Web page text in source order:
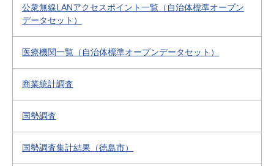
公衆無線LANアクセスポイント一覧（自治体標準オープン
データセット）
医療機関一覧（自治体標準オープンデータセット）
商業統計調査
国勢調査
国勢調査集計結果（徳島市）